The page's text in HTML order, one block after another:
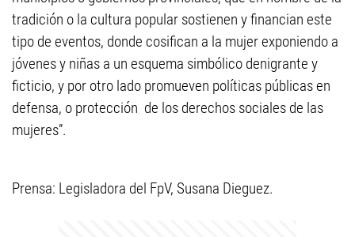
tradición o la cultura popular sostienen y financian este
tipo de eventos, donde cosifican a la mujer exponiendo a
jóvenes y niñas a un esquema simbólico denigrante y
ficticio, y por otro lado promueven políticas públicas en
defensa, o protección de los derechos sociales de las
mujeres”.
Prensa: Legisladora del FpV, Susana Dieguez.